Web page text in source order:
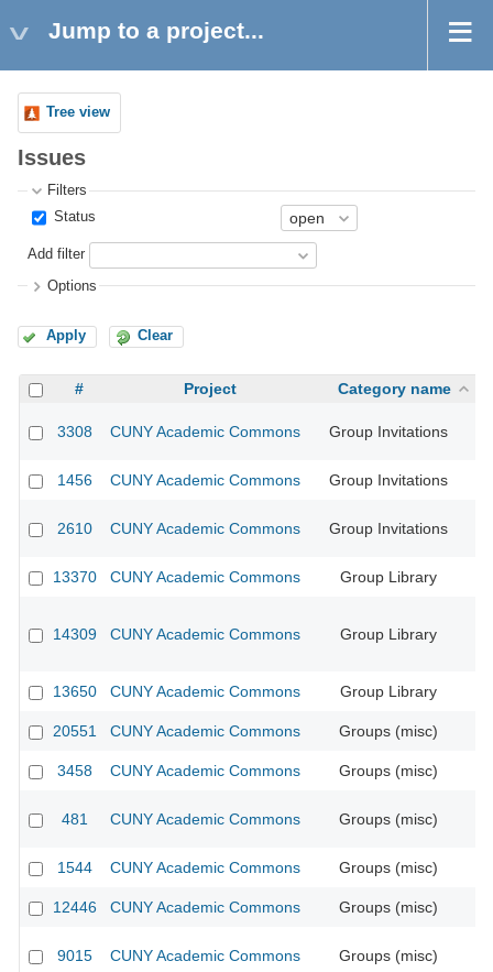
Jump to a project...
Tree view
Issues
Filters
Status
Add filter
Options
Apply Clear
# Project Category name
3308 CUNY Academic Commons Group Invitations
1456 CUNY Academic Commons Group Invitations
2610 CUNY Academic Commons Group Invitations
13370 CUNY Academic Commons Group Library
14309 CUNY Academic Commons Group Library
13650 CUNY Academic Commons Group Library
20551 CUNY Academic Commons Groups (misc)
3458 CUNY Academic Commons Groups (misc)
481 CUNY Academic Commons Groups (misc)
1544 CUNY Academic Commons Groups (misc)
12446 CUNY Academic Commons Groups (misc)
9015 CUNY Academic Commons Groups (misc)